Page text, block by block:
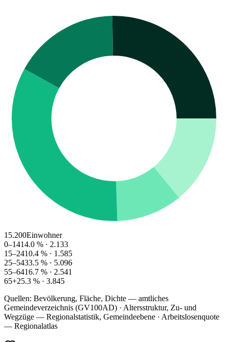
15.200Einwohner
0–1414.0 % · 2.133
15–2410.4 % · 1.585
25–5433.5 % · 5.096
55–6416.7 % · 2.541
65+25.3 % · 3.845
Quellen: Bevölkerung, Fläche, Dichte — amtliches
Gemeindeverzeichnis (GV100AD) · Altersstruktur, Zu- und
Wegzüge — Regionalstatistik, Gemeindeebene · Arbeitslosenquote
— Regionalatlas